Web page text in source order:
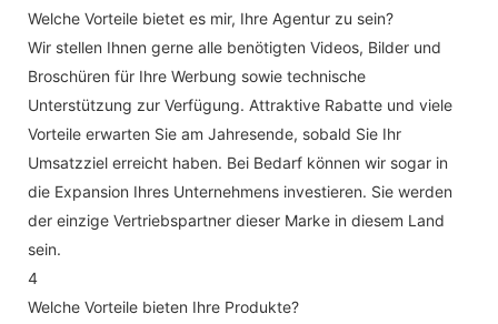
Welche Vorteile bietet es mir, Ihre Agentur zu sein?
Wir stellen Ihnen gerne alle benötigten Videos, Bilder und
Broschüren für Ihre Werbung sowie technische
Unterstützung zur Verfügung. Attraktive Rabatte und viele
Vorteile erwarten Sie am Jahresende, sobald Sie Ihr
Umsatzziel erreicht haben. Bei Bedarf können wir sogar in
die Expansion Ihres Unternehmens investieren. Sie werden
der einzige Vertriebspartner dieser Marke in diesem Land
sein.
4
Welche Vorteile bieten Ihre Produkte?